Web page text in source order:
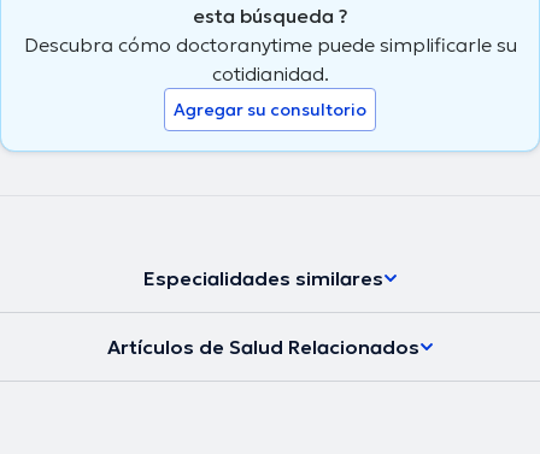
esta búsqueda ?
Descubra cómo doctoranytime puede simplificarle su
cotidianidad.
Agregar su consultorio
Especialidades similares
Artículos de Salud Relacionados